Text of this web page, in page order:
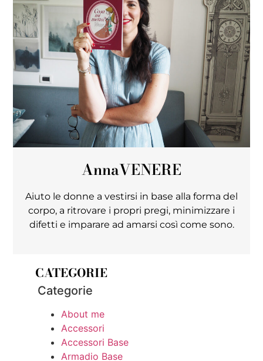
AnnaVENERE
Aiuto le donne a vestirsi in base alla forma del
corpo, a ritrovare i propri pregi, minimizzare i
difetti e imparare ad amarsi così come sono.
CATEGORIE
Categorie
About me
Accessori
Accessori Base
Armadio Base